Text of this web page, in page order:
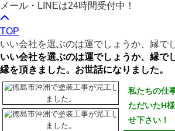
メール・LINEは24時間受付中！
TOP
いい会社を選ぶのは運でしょうか、縁で
いい会社を選ぶのは運でしょうか、縁で
縁を頂きました。お世話になりました。
私たちの仕
ただいたH
せ下さい！